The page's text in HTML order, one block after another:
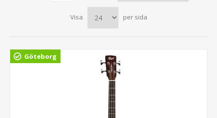
Visa per sida
Göteborg